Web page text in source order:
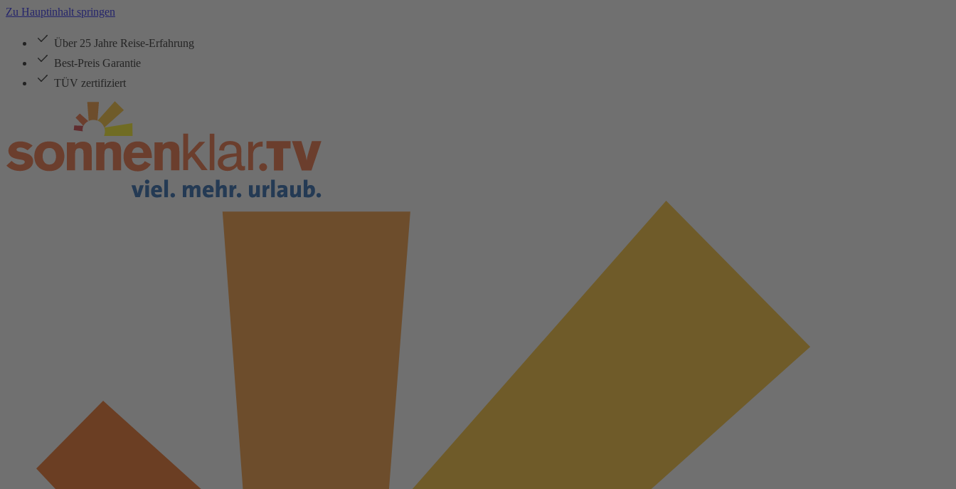
Zu Hauptinhalt springen
Über 25 Jahre Reise-Erfahrung
Best-Preis Garantie
TÜV zertifiziert